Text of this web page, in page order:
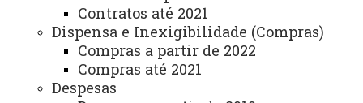
Contratos até 2021
Dispensa e Inexigibilidade (Compras)
Compras a partir de 2022
Compras até 2021
Despesas
de Aperfeiçoamento
Pessoal de Nível Superior (Capes);
E-mail:toledo.biblioteca@unioeste.br